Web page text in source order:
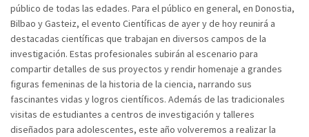
público de todas las edades. Para el público en general, en Donostia,
Bilbao y Gasteiz, el evento Científicas de ayer y de hoy reunirá a
destacadas científicas que trabajan en diversos campos de la
investigación. Estas profesionales subirán al escenario para
compartir detalles de sus proyectos y rendir homenaje a grandes
figuras femeninas de la historia de la ciencia, narrando sus
fascinantes vidas y logros científicos. Además de las tradicionales
visitas de estudiantes a centros de investigación y talleres
diseñados para adolescentes, este año volveremos a realizar la